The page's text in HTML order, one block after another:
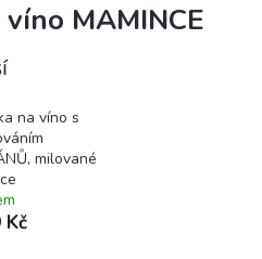
MAMINCE
na víno s
milované
Kč